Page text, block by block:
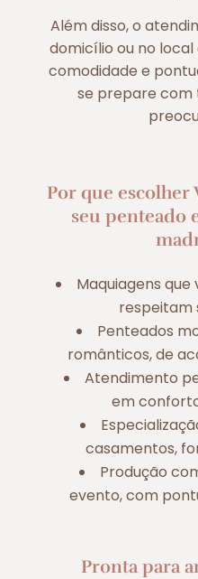
Além disso, o
domicílio ou no
comodidade e
se prepare com
Por que escolher
seu penteado
Maquiagens
respeitam
Penteados
românticos, de
Atendimento
em
casamentos,
Produção
evento, com
Pronta para